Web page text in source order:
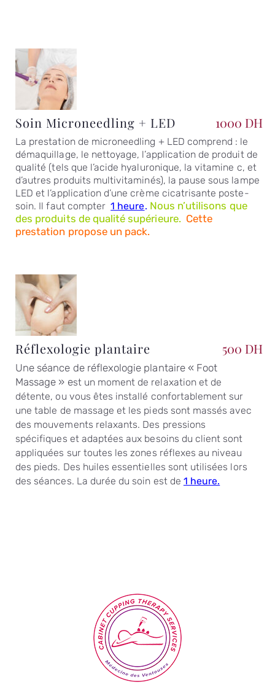
Soin Microneedling + LED 1000 DH
La prestation de microneedling + LED comprend : le
démaquillage, le nettoyage, l’application de produit de
qualité (tels que l’acide hyaluronique, la vitamine c, et
d’autres produits multivitaminés), la pause sous lampe
LED et l’application d’une crème cicatrisante poste-
soin. Il faut compter1 heure. Nous n’utilisons que
des produits de qualité supérieure. Cette
prestation propose un pack.
Réflexologie plantaire 500 DH
Une séance de réflexologie plantaire « Foot
Massage » est un moment de relaxation et de
détente, ou vous êtes installé confortablement sur
une table de massage et les pieds sont massés avec
des mouvements relaxants. Des pressions
spécifiques et adaptées aux besoins du client sont
appliquées sur toutes les zones réflexes au niveau
des pieds. Des huiles essentielles sont utilisées lors
des séances. La durée du soin est de 1 heure.